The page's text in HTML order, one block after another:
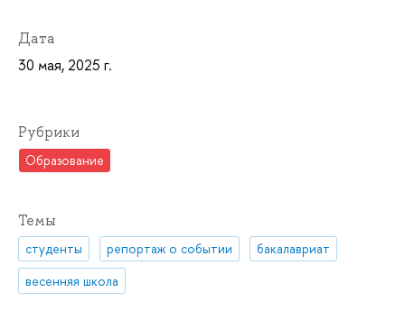
Дата
30 мая, 2025 г.
Рубрики
Образование
Темы
студенты репортаж о событии
бакалавриат
весенняя школа